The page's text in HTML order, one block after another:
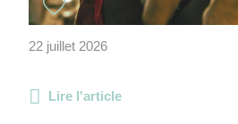
22 juillet 2026
Lire l'article